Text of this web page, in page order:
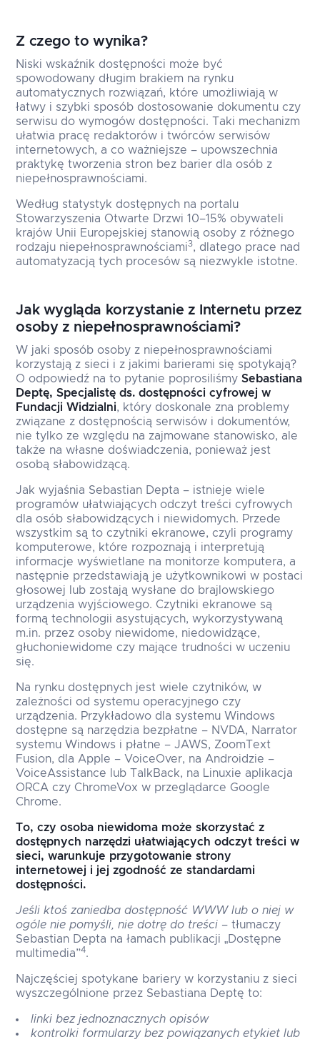
Z czego to wynika?
Niski wskaźnik dostępności może być
spowodowany długim brakiem na rynku
automatycznych rozwiązań, które umożliwiają w
łatwy i szybki sposób dostosowanie dokumentu czy
serwisu do wymogów dostępności. Taki mechanizm
ułatwia pracę redaktorów i twórców serwisów
internetowych, a co ważniejsze – upowszechnia
praktykę tworzenia stron bez barier dla osób z
niepełnosprawnościami.
Według statystyk dostępnych na portalu
Stowarzyszenia Otwarte Drzwi 10–15% obywateli
krajów Unii Europejskiej stanowią osoby z różnego
rodzaju niepełnosprawnościami3, dlatego prace nad
automatyzacją tych procesów są niezwykle istotne.
Jak wygląda korzystanie z Internetu przez
osoby z niepełnosprawnościami?
W jaki sposób osoby z niepełnosprawnościami
korzystają z sieci i z jakimi barierami się spotykają?
O odpowiedź na to pytanie poprosiliśmySebastiana
Deptę, Specjalistę ds. dostępności cyfrowej w
Fundacji Widzialni, który doskonale zna problemy
związane z dostępnością serwisów i dokumentów,
nie tylko ze względu na zajmowane stanowisko, ale
także na własne doświadczenia, ponieważ jest
osobą słabowidzącą.
Jak wyjaśnia Sebastian Depta – istnieje wiele
programów ułatwiających odczyt treści cyfrowych
dla osób słabowidzących i niewidomych. Przede
wszystkim są to czytniki ekranowe, czyli programy
komputerowe, które rozpoznają i interpretują
informacje wyświetlane na monitorze komputera, a
następnie przedstawiają je użytkownikowi w postaci
głosowej lub zostają wysłane do brajlowskiego
urządzenia wyjściowego. Czytniki ekranowe są
formą technologii asystujących, wykorzystywaną
m.in. przez osoby niewidome, niedowidzące,
głuchoniewidome czy mające trudności w uczeniu
się.
Na rynku dostępnych jest wiele czytników, w
zależności od systemu operacyjnego czy
urządzenia. Przykładowo dla systemu Windows
dostępne są narzędzia bezpłatne – NVDA, Narrator
systemu Windows i płatne – JAWS, ZoomText
Fusion, dla Apple – VoiceOver, na Androidzie –
VoiceAssistance lub TalkBack, na Linuxie aplikacja
ORCA czy ChromeVox w przeglądarce Google
Chrome.
To, czy osoba niewidoma może skorzystać z
dostępnych narzędzi ułatwiających odczyt treści w
sieci, warunkuje przygotowanie strony
internetowej i jej zgodność ze standardami
dostępności.
Jeśli ktoś zaniedba dostępność WWW lub o niej w
ogóle nie pomyśli, nie dotrę do treści – tłumaczy
Sebastian Depta na łamach publikacji „Dostępne
multimedia”4.
Najczęściej spotykane bariery w korzystaniu z sieci
wyszczególnione przez Sebastiana Deptę to:
linki bez jednoznacznych opisów
kontrolki formularzy bez powiązanych etykiet lub